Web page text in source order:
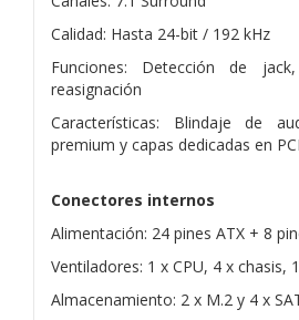
Calidad: Hasta 24-bit / 192 kHz
Funciones: Detección de
reasignación
Características: Blindaje de
premium y capas dedicadas en
Conectores internos
Alimentación: 24 pines ATX + 8
Ventiladores: 1 x CPU, 4 x chasis,
Almacenamiento: 2 x M.2 y 4 x